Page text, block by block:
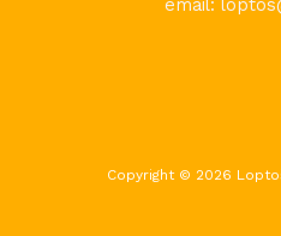
email:
Copyright © 2026